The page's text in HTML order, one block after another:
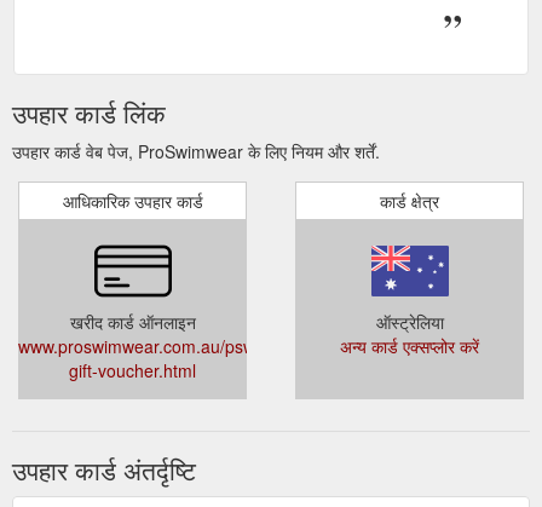
उपहार कार्ड लिंक
उपहार कार्ड वेब पेज, ProSwimwear के लिए नियम और शर्तें.
आधिकारिक उपहार कार्ड
खरीद कार्ड ऑनलाइन
www.proswimwear.com.au/psw-
gift-voucher.html
कार्ड क्षेत्र
ऑस्ट्रेलिया
अन्य कार्ड एक्सप्लोर करें
उपहार कार्ड अंतर्दृष्टि